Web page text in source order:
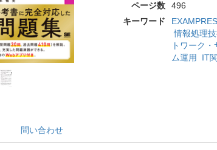
ページ数
496
キーワード
情報処理
トワーク
ム運用
IT
問い合わせ